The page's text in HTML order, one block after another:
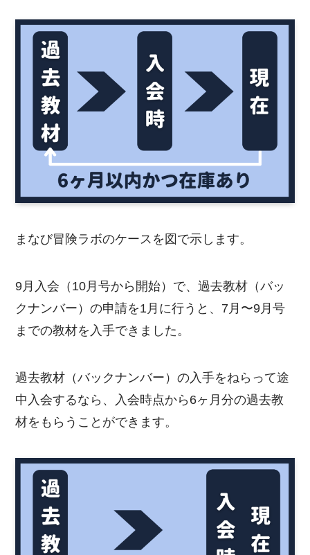
まなび冒険ラボのケースを図で示します。
9月入会（10月号から開始）で、過去教材（バッ
クナンバー）の申請を1月に行うと、7月〜9月号
までの教材を入手できました。
過去教材（バックナンバー）の入手をねらって途
中入会するなら、入会時点から6ヶ月分の過去教
材をもらうことができます。